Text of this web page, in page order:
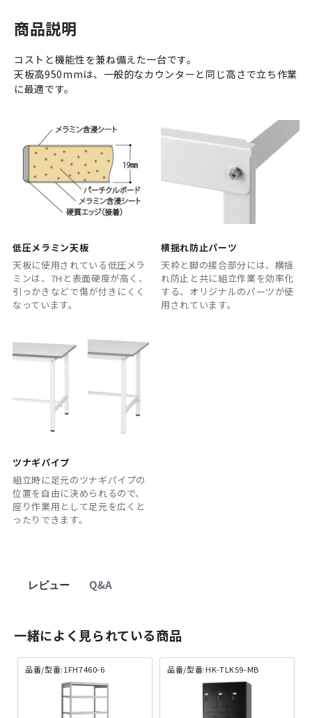
商品説明
コストと機能性を兼ね備えた一台です。
天板高950mmは、一般的なカウンターと同じ高さで立ち作業
に最適です。
低圧メラミン天板
天板に使用されている低圧メラ
ミンは、7Hと表面硬度が高く、
引っかきなどで傷が付きにくく
なっています。
横揺れ防止パーツ
天枠と脚の接合部分には、横揺
れ防止と共に組立作業を効率化
する、オリジナルのパーツが使
用されています。
ツナギパイプ
組立時に足元のツナギパイプの
位置を自由に決められるので、
座り作業用として足元を広くと
ったりできます。
レビュー Q&A
一緒によく見られている商品
品番/型番:1FH7460-6 品番/型番:HK-TLKS9-MB